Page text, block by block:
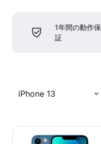
1年間の動作保
証
iPhone 13